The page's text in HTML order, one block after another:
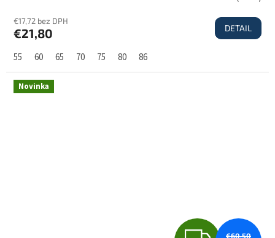
A
R
€17,72 bez DPH
€21,80 DETAIL
55 60 65 70 75 80 86
Novinka
€60,50